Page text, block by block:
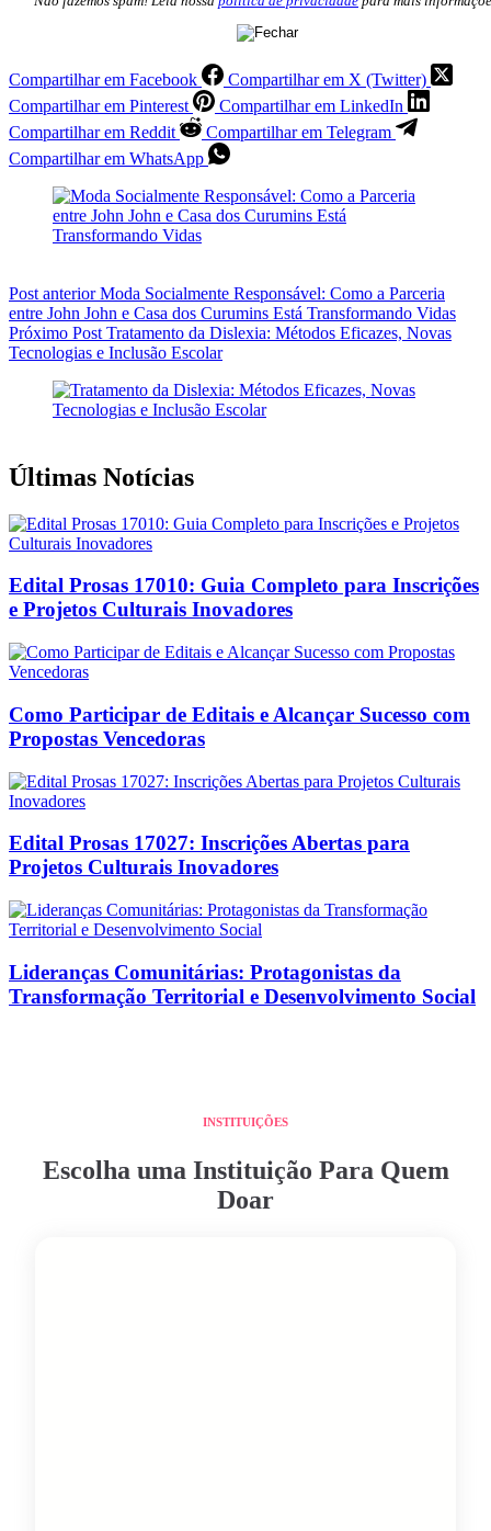
Compartilhar em Facebook
Compartilhar em X (Twitter)
Compartilhar em Pinterest
Compartilhar em LinkedIn
Compartilhar em Reddit
Compartilhar em Telegram
Compartilhar em WhatsApp
Post anteriorModa Socialmente Responsável: Como a Parceria
entre John John e Casa dos Curumins Está Transformando Vidas
Próximo Post Tratamento da Dislexia: Métodos Eficazes, Novas
Tecnologias e Inclusão Escolar
Últimas Notícias
Edital Prosas 17010: Guia Completo para Inscrições
e Projetos Culturais Inovadores
Como Participar de Editais e Alcançar Sucesso com
Propostas Vencedoras
Edital Prosas 17027: Inscrições Abertas para
Projetos Culturais Inovadores
Lideranças Comunitárias: Protagonistas da
Transformação Territorial e Desenvolvimento Social
INSTITUIÇÕES
Escolha uma Instituição Para Quem
Doar